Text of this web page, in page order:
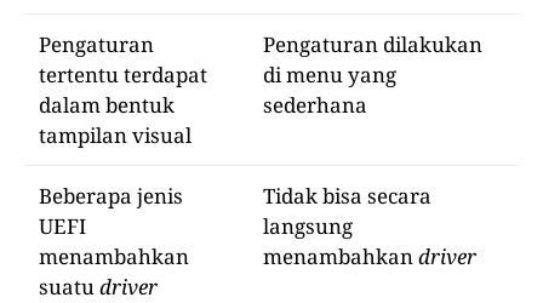
Pengaturan
tertentu terdapat
dalam bentuk
tampilan visual
Pengaturan dilakukan
di menu yang
sederhana
Beberapa jenis
UEFI
menambahkan
suatudriver
Tidak bisa secara
langsung
menambahkandriver